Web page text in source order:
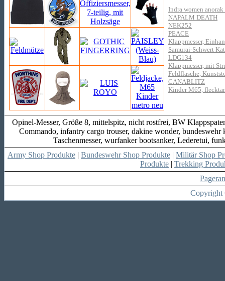
Indra women anorak
NAPALM DEATH
NEK252
PEACE
Klappmesser,
Samurai-Schwert
LDG134
Klappmesser, mit
Feldflasche,
CANABLITZ
Kinder M65,
Opinel-Messer, Größe 8, mittelspitz, nicht rostfrei, BW
Commando, infantry cargo trouser, dakine wonder,
Taschenmesser, wurfanker bootsanker, Lederetui,
Army Shop Produkte | Bundeswehr Shop Produkte | Militär Shop
Produkte | Trekking